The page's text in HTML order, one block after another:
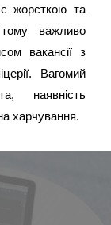
є жорсткою та
важливо
вакансії з
Вагомий
наявність
харчування.